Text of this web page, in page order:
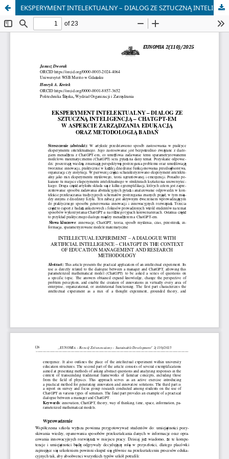
EKSPERYMENT INTELEKTUALNY – DIALOG ZE SZTUCZNĄ INTELIGENCJĄ – CHATGPT-EM W ASPEKCIE ZARZĄDZANIA EDUKACJĄ ORAZ METODOLOGIĄ BADAŃ